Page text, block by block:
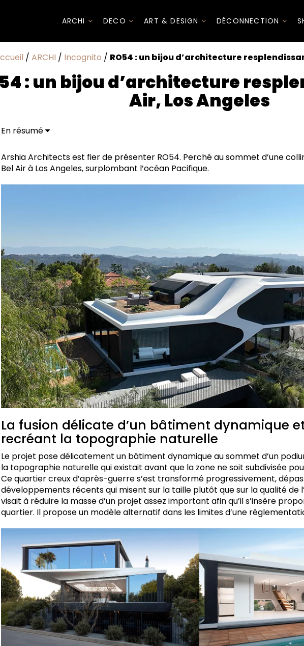
ARCHI DECO ART & DESIGN DÉCONNECTION
/ ARCHI / Incognito / RO54 : un bijou d’architecture
: un bijou d’architecture
Air, Los Angeles
En résumé
La conception en demi-niveaux pour une organisation spatiale optimisée
Durabilité intégrée : un projet respectueux de l'environnement
Arshia Architects est fier de présenter RO54. Perché au sommet d’une
Bel Air à Los Angeles, surplombant l’océan Pacifique.
La fusion délicate d’un bâtiment dynamique
recréant la topographie naturelle
Le projet pose délicatement un bâtiment dynamique au sommet d’un
la topographie naturelle qui existait avant que la zone ne soit subdivisée
Ce quartier creux d’après-guerre s’est transformé progressivement,
développements récents qui misent sur la taille plutôt que sur la qualité de
visait à réduire la masse d’un projet assez important afin qu’il s’insère
quartier. Il propose un modèle alternatif dans les limites d’une